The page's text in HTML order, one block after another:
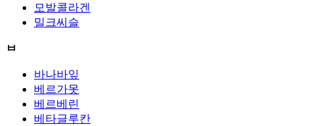
모발콜라겐
밀크씨슬
ㅂ
바나바잎
베르가못
베르베린
베타글루칸